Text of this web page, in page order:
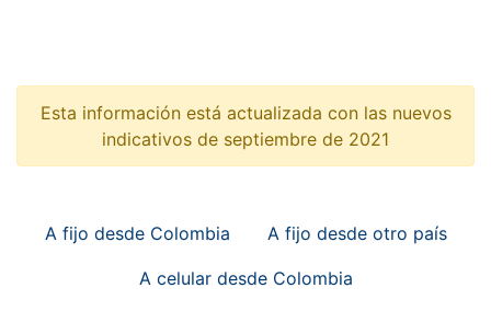
Esta información está actualizada con las nuevos
indicativos de septiembre de 2021
A fijo desde Colombia A fijo desde otro país
A celular desde Colombia